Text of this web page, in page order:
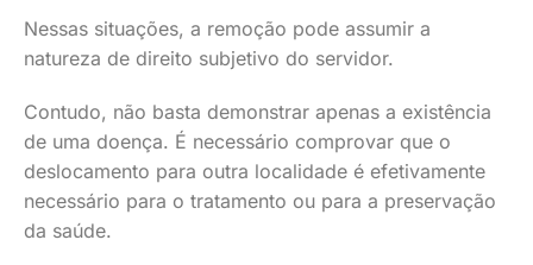
Nessas situações, a remoção pode assumir a
natureza de direito subjetivo do servidor.
Contudo, não basta demonstrar apenas a existência
de uma doença. É necessário comprovar que o
deslocamento para outra localidade é efetivamente
necessário para o tratamento ou para a preservação
da saúde.